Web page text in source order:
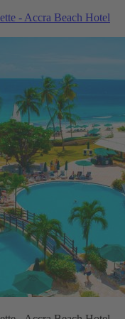
- Accra Beach Hotel